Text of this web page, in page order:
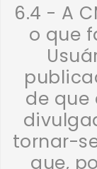
6.4 - A
o que
de
tornar-
que,